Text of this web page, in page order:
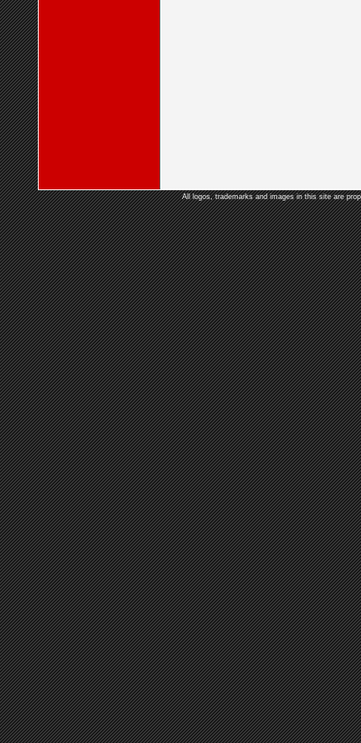
All logos, trademarks and images in this site are